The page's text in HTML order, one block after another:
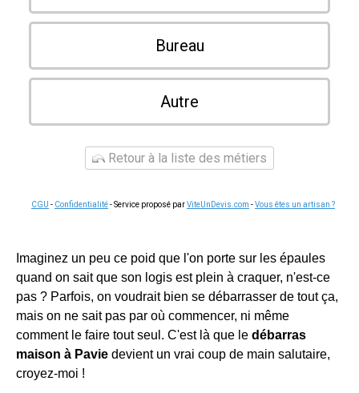
Bureau
Autre
Retour à la liste des métiers
CGU - Confidentialité- Service proposé parViteUnDevis.com -Vous êtes un artisan ?
Imaginez un peu ce poid que l'on porte sur les épaules
quand on sait que son logis est plein à craquer, n'est-ce
pas ? Parfois, on voudrait bien se débarrasser de tout ça,
mais on ne sait pas par où commencer, ni même
comment le faire tout seul. C'est là que le débarras
maison à Pavie devient un vrai coup de main salutaire,
croyez-moi !